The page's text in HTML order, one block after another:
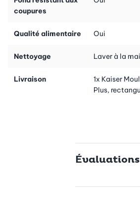
coupures
Qualité alimentaire Oui
Nettoyage Laver à la
Livraison
1x Kaiser
Plus,
Évaluations